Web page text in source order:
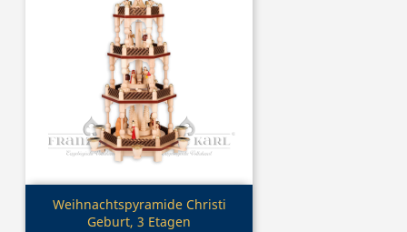
Vorschau
Weihnachtspyramide Christi
Geburt, 3 Etagen